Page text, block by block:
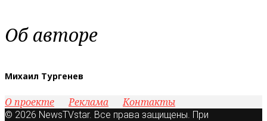
Об авторе
Михаил Тургенев
О проекте Реклама Контакты
© 2026 NewsTVstar. Все права защищены. При